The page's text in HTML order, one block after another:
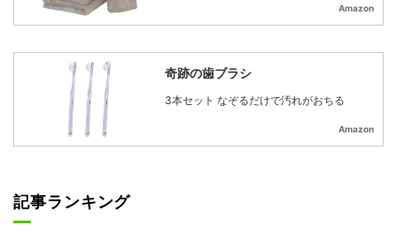
Amazon
奇跡の歯ブラシ
3本セット なぞるだけで汚れがおちる
Amazon
記事ランキング